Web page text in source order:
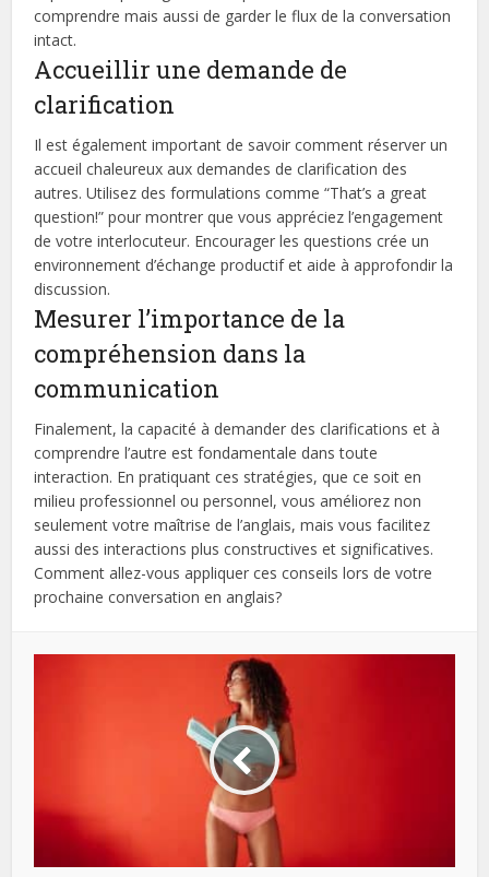
comprendre mais aussi de garder le flux de la conversation
intact.
Accueillir une demande de
clarification
Il est également important de savoir comment réserver un
accueil chaleureux aux demandes de clarification des
autres. Utilisez des formulations comme “That’s a great
question!” pour montrer que vous appréciez l’engagement
de votre interlocuteur. Encourager les questions crée un
environnement d’échange productif et aide à approfondir la
discussion.
Mesurer l’importance de la
compréhension dans la
communication
Finalement, la capacité à demander des clarifications et à
comprendre l’autre est fondamentale dans toute
interaction. En pratiquant ces stratégies, que ce soit en
milieu professionnel ou personnel, vous améliorez non
seulement votre maîtrise de l’anglais, mais vous facilitez
aussi des interactions plus constructives et significatives.
Comment allez-vous appliquer ces conseils lors de votre
prochaine conversation en anglais?